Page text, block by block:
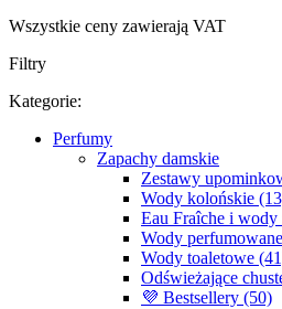
Wszystkie ceny zawierają VAT
Filtry
Kategorie:
Perfumy
Zapachy damskie
Zestawy
Wody kolońskie
Eau Fraîche i wody
Wody
Wody toaletowe
Odświeżające
💜 Bestsellery (50)